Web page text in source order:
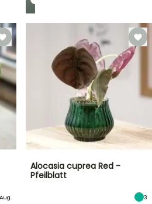
Alocasia cuprea Red -
Pfeilblatt
3